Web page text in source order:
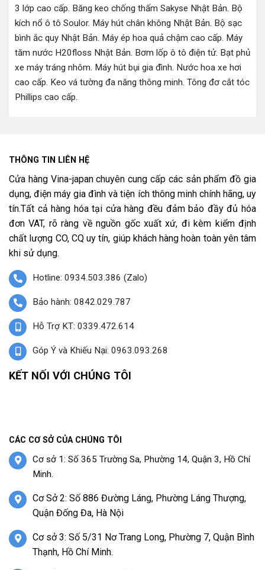
3 lớp cao cấp. Băng keo chống thấm Sakyse Nhật Bản. Bộ
kích nổ ô tô Soulor. Máy hút chân không Nhật Bản. Bộ sạc
bình ắc quy Nhật Bản. Máy ép hoa quả chậm cao cấp. Máy
tăm nước H20floss Nhật Bản. Bơm lốp ô tô điện tử. Bạt phủ
xe máy tráng nhôm. Máy hút bụi gia đình. Nước hoa xe hơi
cao cấp. Keo vá tường đa năng thông minh. Tông đơ cắt tóc
Phillips cao cấp.
THÔNG TIN LIÊN HỆ
Cửa hàng Vina-japan chuyên cung cấp các sản phẩm đồ gia
dụng, điện máy gia đình và tiện ích thông minh chính hãng, uy
tín.Tất cả hàng hóa tại cửa hàng đều đảm bảo đầy đủ hóa
đơn VAT, rõ ràng về nguồn gốc xuất xứ, đi kèm kiểm định
chất lượng CO, CQ uy tín, giúp khách hàng hoàn toàn yên tâm
khi sử dụng.
Hotline: 0934.503.386 (Zalo)
Bảo hành: 0842.029.787
Hỗ Trợ KT: 0339.472.614
Góp Ý và Khiếu Nại: 0963.093.268
KẾT NỐI VỚI CHÚNG TÔI
CÁC CƠ SỞ CỦA CHÚNG TÔI
Cơ sở 1: Số 365 Trường Sa, Phường 14, Quận 3, Hồ Chí
Minh.
Cơ Sở 2: Số 886 Đường Láng, Phường Láng Thượng,
Quận Đống Đa, Hà Nội
Cơ sở 3: Số 5/31 Nơ Trang Long, Phường 7, Quận Bình
Thạnh, Hồ Chí Minh.